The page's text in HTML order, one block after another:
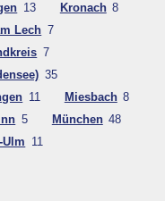
13 Kronach 8
Lech 7
7
35
11 Miesbach 8
5 München 48
Ulm
11